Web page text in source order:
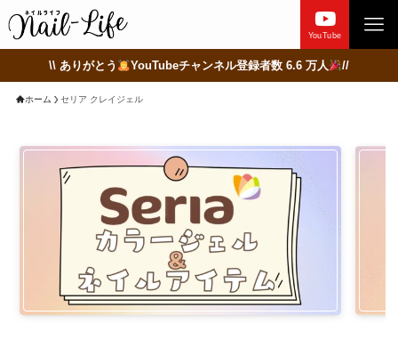
YouTube
\\ ありがとう YouTubeチャンネル登録者数 6.6 万人 //
ホーム セリア クレイジェル